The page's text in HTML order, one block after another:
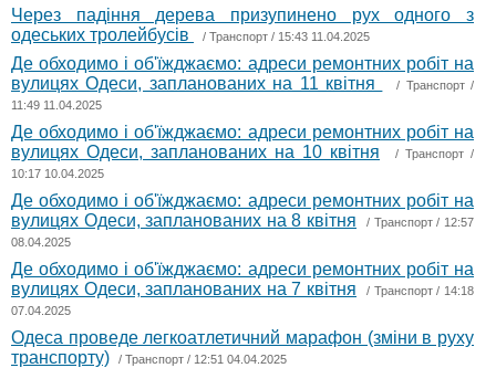
Через падіння дерева призупинено рух одного з
одеських тролейбусів
/ Транспорт / 15:43 11.04.2025
Де обходимо і об'їжджаємо: адреси ремонтних робіт на
вулицях Одеси, запланованих на 11 квітня
/ Транспорт/
11:49 11.04.2025
Де обходимо і об'їжджаємо: адреси ремонтних робіт на
вулицях Одеси, запланованих на 10 квітня
/ Транспорт /
10:17 10.04.2025
Де обходимо і об'їжджаємо: адреси ремонтних робіт на
вулицях Одеси, запланованих на 8 квітня
/ Транспорт/ 12:57
08.04.2025
Де обходимо і об'їжджаємо: адреси ремонтних робіт на
вулицях Одеси, запланованих на 7 квітня
/ Транспорт/ 14:18
07.04.2025
Одеса проведе легкоатлетичний марафон (зміни в руху
транспорту)
/ Транспорт / 12:51 04.04.2025